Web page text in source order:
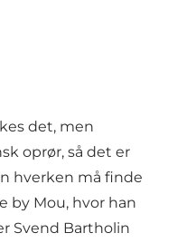
det, men
oprør, så det er
hverken må finde
by Mou, hvor han
Svend Bartholin